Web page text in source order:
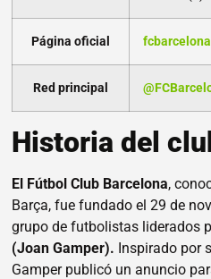
Página oficial
Red principal
Historia del
El Fútbol Club Barcelona,
Barça, fue fundado el 29 de
grupo de futbolistas liderados
(Joan Gamper). Inspirado por
Gamper publicó un anuncio